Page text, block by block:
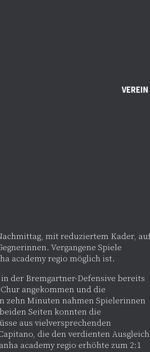
VEREIN
mit reduziertem Kader,
Vergangene Spiele
academy regio möglich ist.
der Bremgartner-Defensive bereits
angekommen und die
zehn Minuten nahmen Spielerinnen
Seiten konnten die
aus vielversprechenden
die den verdienten Ausgleich
academy regio erhöhte zum 2:1